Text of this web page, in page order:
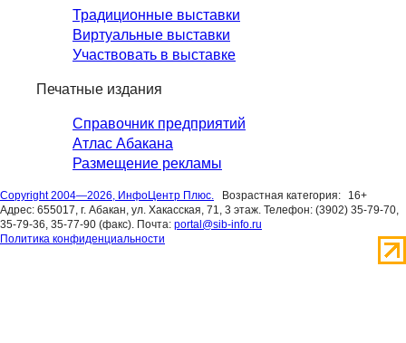
Традиционные выставки
Виртуальные выставки
Участвовать в выставке
Печатные издания
Справочник предприятий
Атлас Абакана
Размещение рекламы
Copyright 2004—2026, ИнфоЦентр Плюс. Возрастная категория:
16+
Адрес: 655017, г. Абакан, ул. Хакасская, 71, 3 этаж. Телефон: (3902) 35-79-70,
35-79-36, 35-77-90 (факс). Почта: portal@sib-info.ru
Политика конфиденциальности